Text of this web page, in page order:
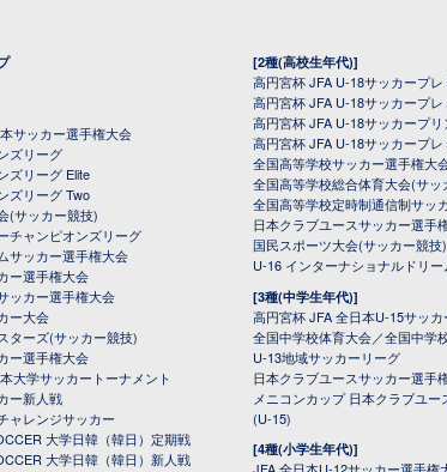
サッカー選手権大会
ズリーグ
ズリーグ Elite
ズリーグ Two
(サッカー競技)
チャンピオンズリーグ
サッカー選手権大会
ー選手権大会
ッカー選手権大会
ー大会
ターズ(サッカー競技)
ー選手権大会
大学サッカートーナメント
ー新人戦
ャレンジサッカー
大学日韓（韓日）定期戦
大学日韓（韓日）新人戦
[2種(高校生年代)]
高円宮杯 JFA U-18サッカープ
高円宮杯 JFA U-18サッカープ
高円宮杯 JFA U-18サッカープ
高円宮杯 JFA U-18サッカープ
全国高等学校サッカー選手権大
全国高等学校総合体育大会(サッ
全国高等学校定時制通信制サッ
日本クラブユースサッカー選手
国民スポーツ大会(サッカー競技)
U-16 インターナショナルドリ
[3種(中学生年代)]
高円宮杯 JFA 全日本U-15サッ
全国中学校体育大会／全国中学
U-13地域サッカーリーグ
日本クラブユースサッカー選手
メニコンカップ 日本クラブユ
(U-15)
[4種(小学生年代)]